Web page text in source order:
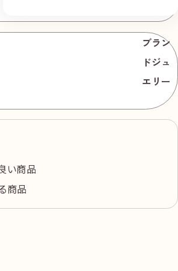
220,000
ブラン
ドジュ
エリー
い商品
商品